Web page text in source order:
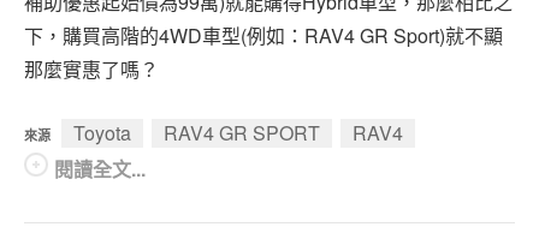
下，購買高階的4WD車型(例如：RAV4 GR Sport)就不顯
那麼實惠了嗎？
來源 Toyota RAV4 GR SPORT
RAV4
閱讀全文...